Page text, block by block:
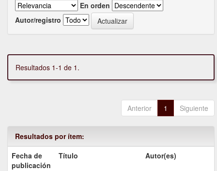
En orden
Autor/registro
Resultados 1-1 de 1.
Anterior 1 Siguiente
Resultados por ítem:
Fecha de
publicación
Título Autor(es)